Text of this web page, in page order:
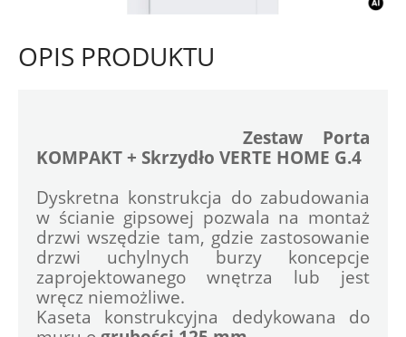
OPIS PRODUKTU
Zestaw Porta
KOMPAKT + Skrzydło VERTE HOME G.4
Dyskretna konstrukcja do zabudowania
w ścianie gipsowej pozwala na montaż
drzwi wszędzie tam, gdzie zastosowanie
drzwi uchylnych burzy koncepcje
zaprojektowanego wnętrza lub jest
wręcz niemożliwe.
Kaseta konstrukcyjna dedykowana do